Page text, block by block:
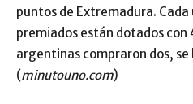
puntos de Extremadura. Cada
premiados están dotados con
argentinas compraron dos,
(minutouno.com)